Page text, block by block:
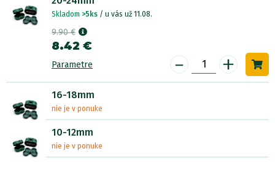
Skladom >5ks / u vás už 11.08.
9.90 €
8.42 €
Parametre - +
16-18mm
nie je v ponuke
10-12mm
nie je v ponuke